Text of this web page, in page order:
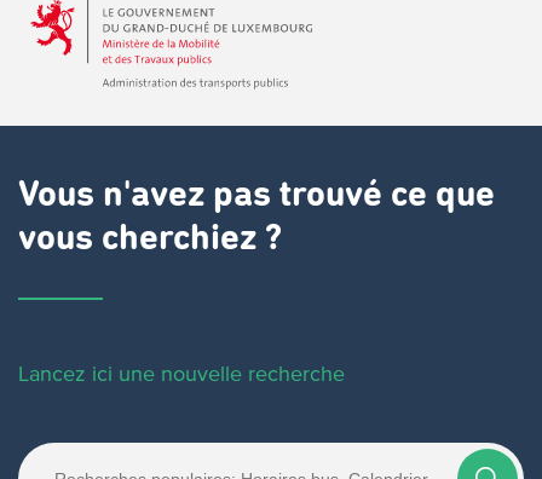
Vous n'avez pas trouvé ce que
vous cherchiez ?
Lancez ici une nouvelle recherche